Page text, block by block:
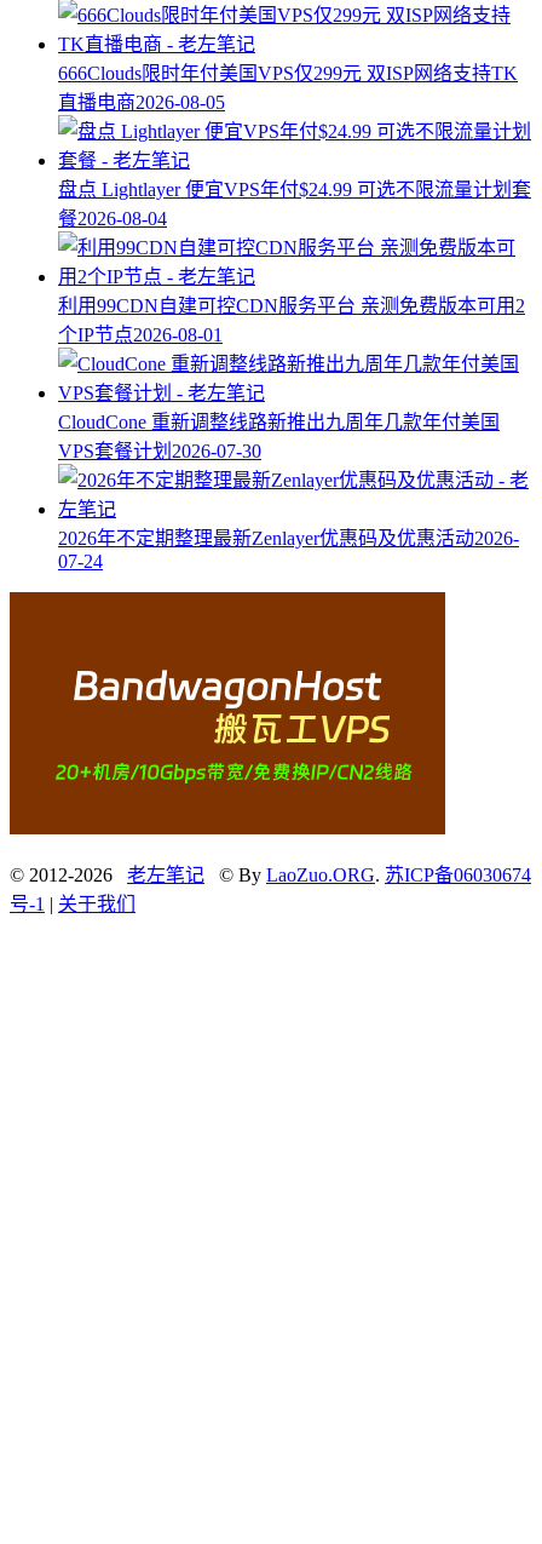
666Clouds限时年付美国VPS仅299元 双ISP网络支持TK
直播电商2026-08-05
盘点 Lightlayer 便宜VPS年付$24.99 可选不限流量计划套
餐2026-08-04
利用99CDN自建可控CDN服务平台 亲测免费版本可用2
个IP节点2026-08-01
CloudCone 重新调整线路新推出九周年几款年付美国
VPS套餐计划 2026-07-30
2026年不定期整理最新Zenlayer优惠码及优惠活动2026-
07-24
© 2012-2026 老左笔记 © By LaoZuo.ORG. 苏ICP备06030674
号-1 | 关于我们